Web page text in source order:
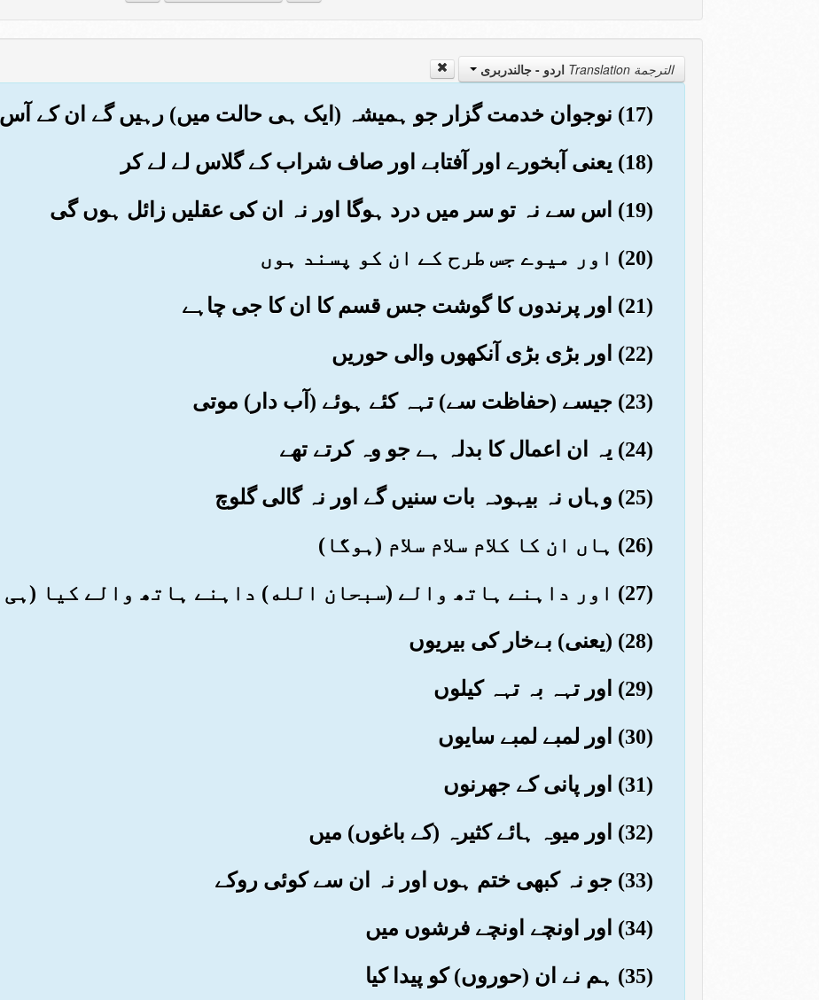
الترجمة Translation اردو - جالندربرى
(17) نوجوان خدمت گزار جو ہمیشہ (ایک ہی حالت میں) رہیں گے ان کے آس پاس پھریں گے
(18) یعنی آبخورے اور آفتابے اور صاف شراب کے گلاس لے لے کر
(19) اس سے نہ تو سر میں درد ہوگا اور نہ ان کی عقلیں زائل ہوں گی
(20) اور میوے جس طرح کے ان کو پسند ہوں
(21) اور پرندوں کا گوشت جس قسم کا ان کا جی چاہے
(22) اور بڑی بڑی آنکھوں والی حوریں
(23) جیسے (حفاظت سے) تہہ کئے ہوئے (آب دار) موتی
(24) یہ ان اعمال کا بدلہ ہے جو وہ کرتے تھے
(25) وہاں نہ بیہودہ بات سنیں گے اور نہ گالی گلوچ
(26) ہاں ان کا کلام سلام سلام (ہوگا)
(27) اور داہنے ہاتھ والے (سبحان الله) داہنے ہاتھ والے کیا (ہی عیش میں) ہیں
(28) (یعنی) بےخار کی بیریوں
(29) اور تہہ بہ تہہ کیلوں
(30) اور لمبے لمبے سایوں
(31) اور پانی کے جھرنوں
(32) اور میوہ ہائے کثیرہ (کے باغوں) میں
(33) جو نہ کبھی ختم ہوں اور نہ ان سے کوئی روکے
(34) اور اونچے اونچے فرشوں میں
(35) ہم نے ان (حوروں) کو پیدا کیا